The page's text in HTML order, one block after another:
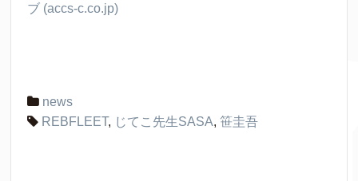
ブ (accs-c.co.jp)
news
REBFLEET, じてこ先生SASA, 笹圭吾